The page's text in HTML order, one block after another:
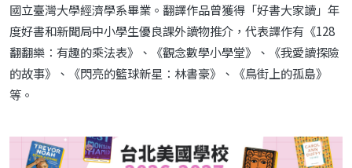
國立臺灣大學經濟學系畢業。翻譯作品曾獲得「好書大家讀」年
度好書和新聞局中小學生優良課外讀物推介，代表譯作有《128
翻翻樂：有趣的乘法表》、《觀念數學小學堂》、《我愛讀探險
的故事》、《閃亮的籃球新星：林書豪》、《鳥街上的孤島》
等。